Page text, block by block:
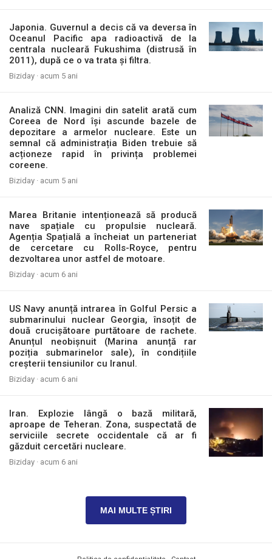
Japonia. Guvernul a decis că va deversa în
Oceanul Pacific apa radioactivă de la
centrala nucleară Fukushima (distrusă în
2011), după ce o va trata și filtra.
Biziday · acum 5 ani
Analiză CNN. Imagini din satelit arată cum
Coreea de Nord își ascunde bazele de
depozitare a armelor nucleare. Este un
semnal că administrația Biden trebuie să
acționeze rapid în privința problemei
coreene.
Biziday · acum 5 ani
Marea Britanie intenționează să producă
nave spațiale cu propulsie nucleară.
Agenția Spațială a încheiat un parteneriat
de cercetare cu Rolls-Royce, pentru
dezvoltarea unor astfel de motoare.
Biziday · acum 6 ani
US Navy anunță intrarea în Golful Persic a
submarinului nuclear Georgia, însoțit de
două crucișătoare purtătoare de rachete.
Anunțul neobișnuit (Marina anunță rar
poziția submarinelor sale), în condițiile
creșterii tensiunilor cu Iranul.
Biziday · acum 6 ani
Iran. Explozie lângă o bază militară,
aproape de Teheran. Zona, suspectată de
serviciile secrete occidentale că ar fi
găzduit cercetări nucleare.
Biziday · acum 6 ani
MAI MULTE ȘTIRI